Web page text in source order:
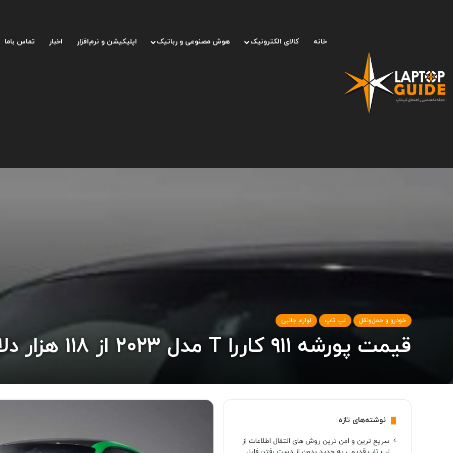
خانه کالای الکترونیک هوش مصنوعی و رباتیک اپلیکیشن و نرم‌افزار اخبار تماس باما
صفحه اصلی
خودرو و حمل‌و‌نقل لپ تاپ لوازم جانبی
قیمت پورشه ۹۱۱ کاررا T مدل ۲۰۲۳ از ۱۱۸ هزار دلار آغاز می‌شود
نوشته‌های تازه
سریع ترین و امن ترین روش های انتقال اطلاعات از